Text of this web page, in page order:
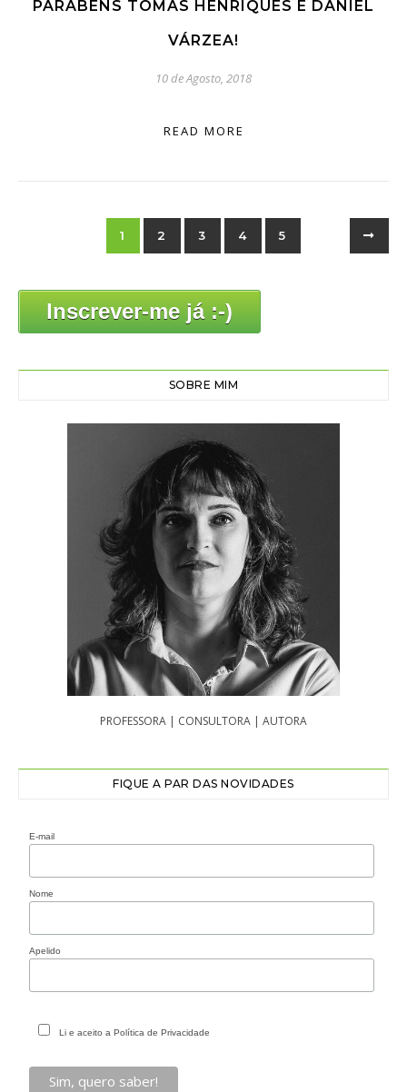
PARABÉNS TOMÁS HENRIQUES E DANIEL
VÁRZEA!
10 de Agosto, 2018
READ MORE
1 2 3 4 5
Inscrever-me já :-)
SOBRE MIM
PROFESSORA | CONSULTORA | AUTORA
FIQUE A PAR DAS NOVIDADES
E-mail
Nome
Apelido
Li e aceito a Política de Privacidade